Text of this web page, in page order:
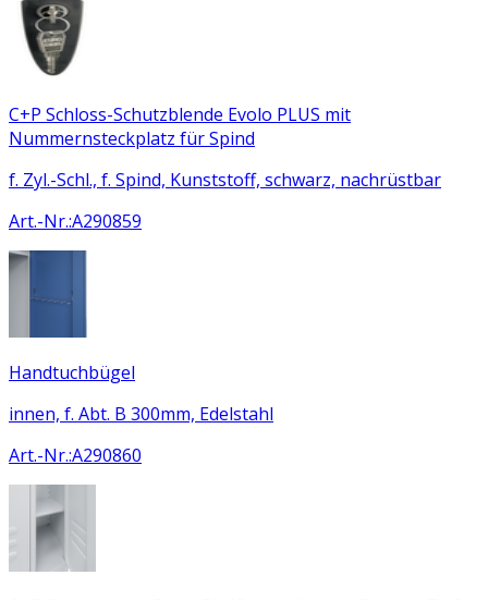
C+P Schloss-Schutzblende Evolo PLUS mit
Nummernsteckplatz für Spind
f. Zyl.-Schl., f. Spind, Kunststoff, schwarz, nachrüstbar
Art.-Nr.:A290859
Handtuchbügel
innen, f. Abt. B 300mm, Edelstahl
Art.-Nr.:A290860